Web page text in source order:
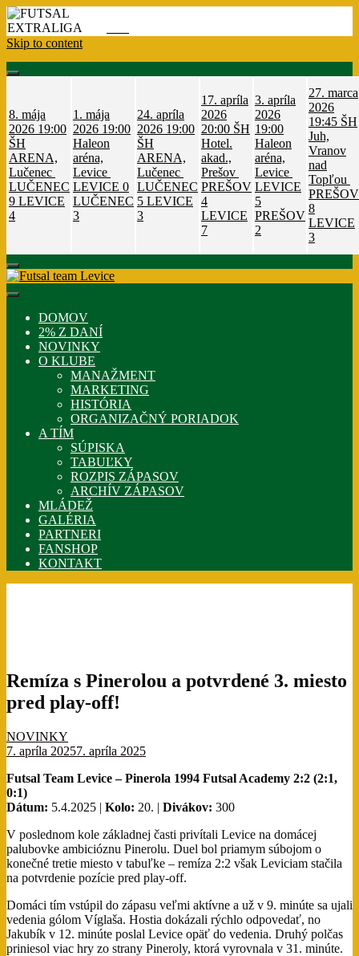
Skip to content
8. mája
2026 19:00
ŠH
ARENA,
Lučenec
LUČENEC
9 LEVICE
4
1. mája
2026 19:00
Haleon
aréna,
Levice
LEVICE 0
LUČENEC
3
24. apríla
2026 19:00
ŠH
ARENA,
Lučenec
LUČENEC
5 LEVICE
3
17. apríla
2026
20:00 ŠH
Hotel.
akad.,
Prešov
PREŠOV
4
LEVICE
7
3. apríla
2026
19:00
Haleon
aréna,
Levice
LEVICE
5
PREŠOV
2
27. marca
2026
19:45 ŠH
Juh,
Vranov
nad
Topľou
PREŠOV
8
LEVICE
3
DOMOV
2% Z DANÍ
NOVINKY
O KLUBE
MANAŽMENT
MARKETING
HISTÓRIA
ORGANIZAČNÝ PORIADOK
A TÍM
SÚPISKA
TABUĽKY
ROZPIS ZÁPASOV
ARCHÍV ZÁPASOV
MLÁDEŽ
GALÉRIA
PARTNERI
FANSHOP
KONTAKT
Remíza s Pinerolou a potvrdené 3. miesto
pred play-off!
NOVINKY
7. apríla 20257. apríla 2025
Futsal Team Levice – Pinerola 1994 Futsal Academy 2:2 (2:1,
0:1)
Dátum: 5.4.2025 | Kolo: 20. | Divákov: 300
V poslednom kole základnej časti privítali Levice na domácej
palubovke ambicióznu Pinerolu. Duel bol priamym súbojom o
konečné tretie miesto v tabuľke – remíza 2:2 však Leviciam stačila
na potvrdenie pozície pred play-off.
Domáci tím vstúpil do zápasu veľmi aktívne a už v 9. minúte sa ujali
vedenia gólom Víglaša. Hostia dokázali rýchlo odpovedať, no
Jakubík v 12. minúte poslal Levice opäť do vedenia. Druhý polčas
priniesol viac hry zo strany Pineroly, ktorá vyrovnala v 31. minúte.